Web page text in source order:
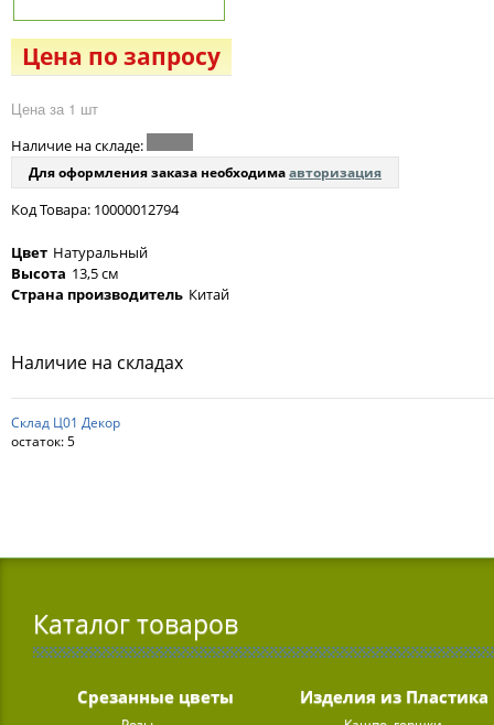
Цена по запросу
Цена за 1 шт
Наличие на складе:
Для оформления заказа необходимаавторизация
Код Товара: 10000012794
Цвет Натуральный
Высота 13,5 см
Страна производитель Китай
Наличие на складах
Склад Ц01 Декор
остаток:5
Каталог товаров
Срезанные цветы Изделия из Пластика